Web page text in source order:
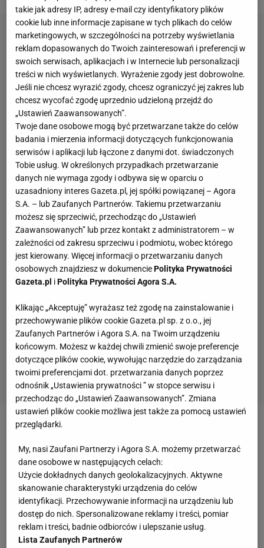
Zobacz wideo
Lewandowskiego
Gdzie zagra Robert Lewandowski w kolejnym
sezonie?
Od jakiegoś czasu w mediach mówi się, że Polak
takie jak adresy IP, adresy e-mail czy identyfikatory plików
cookie lub inne informacje zapisane w tych plikach do celów
marketingowych, w szczególności na potrzeby wyświetlania
reklam dopasowanych do Twoich zainteresowań i preferencji w
swoich serwisach, aplikacjach i w Internecie lub personalizacji
treści w nich wyświetlanych. Wyrażenie zgody jest dobrowolne.
Jeśli nie chcesz wyrazić zgody, chcesz ograniczyć jej zakres lub
chcesz wycofać zgodę uprzednio udzieloną przejdź do
„Ustawień Zaawansowanych”.
Twoje dane osobowe mogą być przetwarzane także do celów
badania i mierzenia informacji dotyczących funkcjonowania
serwisów i aplikacji lub łączone z danymi dot. świadczonych
Tobie usług. W określonych przypadkach przetwarzanie
danych nie wymaga zgody i odbywa się w oparciu o
uzasadniony interes Gazeta.pl, jej spółki powiązanej – Agora
S.A. – lub Zaufanych Partnerów. Takiemu przetwarzaniu
możesz się sprzeciwić, przechodząc do „Ustawień
Zaawansowanych” lub przez kontakt z administratorem – w
zależności od zakresu sprzeciwu i podmiotu, wobec którego
jest kierowany. Więcej informacji o przetwarzaniu danych
osobowych znajdziesz w dokumenciePolityka Prywatności
Gazeta.pl iPolityka Prywatności Agora S.A.
Klikając „Akceptuję” wyrażasz też zgodę na zainstalowanie i
przechowywanie plików cookie Gazeta.pl sp. z o.o., jej
Zaufanych Partnerów i Agora S.A. na Twoim urządzeniu
końcowym. Możesz w każdej chwili zmienić swoje preferencje
dotyczące plików cookie, wywołując narzędzie do zarządzania
twoimi preferencjami dot. przetwarzania danych poprzez
odnośnik „Ustawienia prywatności ” w stopce serwisu i
przechodząc do „Ustawień Zaawansowanych”. Zmiana
ustawień plików cookie możliwa jest także za pomocą ustawień
przeglądarki.
My, nasi Zaufani Partnerzy i Agora S.A. możemy przetwarzać
dane osobowe w następujących celach:
Użycie dokładnych danych geolokalizacyjnych. Aktywne
skanowanie charakterystyki urządzenia do celów
identyfikacji. Przechowywanie informacji na urządzeniu lub
dostęp do nich. Spersonalizowane reklamy i treści, pomiar
reklam i treści, badnie odbiorców i ulepszanie usług.
Lista Zaufanych Partnerów